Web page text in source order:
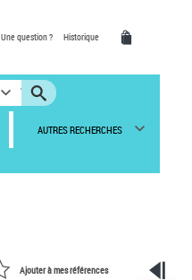
Une question ? Historique
AUTRES RECHERCHES
Ajouter à mes références